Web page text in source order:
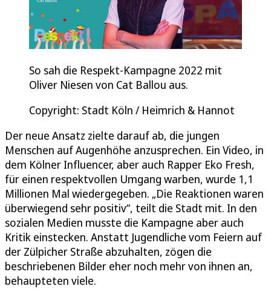
So sah die Respekt-Kampagne 2022 mit
Oliver Niesen von Cat Ballou aus.
Copyright: Stadt Köln / Heimrich & Hannot
Der neue Ansatz zielte darauf ab, die jungen
Menschen auf Augenhöhe anzusprechen. Ein Video, in
dem Kölner Influencer, aber auch Rapper Eko Fresh,
für einen respektvollen Umgang warben, wurde 1,1
Millionen Mal wiedergegeben. „Die Reaktionen waren
überwiegend sehr positiv“, teilt die Stadt mit. In den
sozialen Medien musste die Kampagne aber auch
Kritik einstecken. Anstatt Jugendliche vom Feiern auf
der Zülpicher Straße abzuhalten, zögen die
beschriebenen Bilder eher noch mehr von ihnen an,
behaupteten viele.